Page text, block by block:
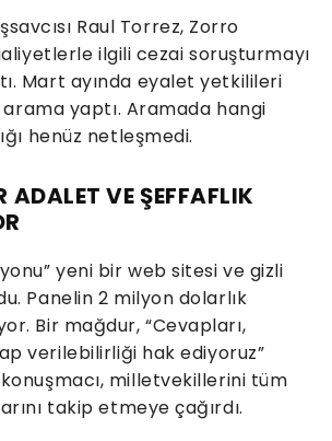
Raul Torrez, Zorro
ilgili cezai soruşturmayı
Mart ayında eyalet yetkilileri
yaptı. Aramada hangi
henüz netleşmedi.
ADALET VE ŞEFFAFLIK
yeni bir web sitesi ve gizli
Panelin 2 milyon dolarlık
Bir mağdur, “Cevapları,
verilebilirliği hak ediyoruz”
milletvekillerini tüm
takip etmeye çağırdı.